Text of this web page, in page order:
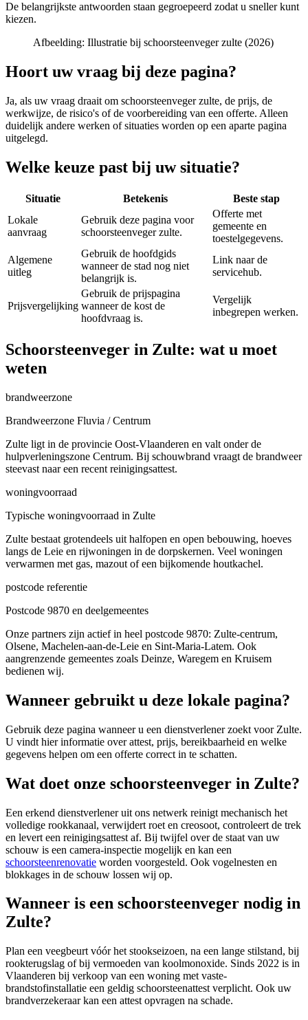
De belangrijkste antwoorden staan gegroepeerd zodat u sneller kunt
kiezen.
Afbeelding: Illustratie bij schoorsteenveger zulte (2026)
Hoort uw vraag bij deze pagina?
Ja, als uw vraag draait om schoorsteenveger zulte, de prijs, de
werkwijze, de risico's of de voorbereiding van een offerte. Alleen
duidelijk andere werken of situaties worden op een aparte pagina
uitgelegd.
Welke keuze past bij uw situatie?
Situatie Betekenis
Beste stap
Lokale
aanvraag
Gebruik deze pagina voor
schoorsteenveger zulte.
Offerte met
gemeente en
toestelgegevens.
Algemene
uitleg
Gebruik de hoofdgids
wanneer de stad nog niet
belangrijk is.
Link naar de
servicehub.
Prijsvergelijking
Gebruik de prijspagina
wanneer de kost de
hoofdvraag is.
Vergelijk
inbegrepen werken.
Schoorsteenveger in Zulte: wat u moet
weten
brandweerzone
Brandweerzone Fluvia / Centrum
Zulte ligt in de provincie Oost-Vlaanderen en valt onder de
hulpverleningszone Centrum. Bij schouwbrand vraagt de brandweer
steevast naar een recent reinigingsattest.
woningvoorraad
Typische woningvoorraad in Zulte
Zulte bestaat grotendeels uit halfopen en open bebouwing, hoeves
langs de Leie en rijwoningen in de dorpskernen. Veel woningen
verwarmen met gas, mazout of een bijkomende houtkachel.
postcode referentie
Postcode 9870 en deelgemeentes
Onze partners zijn actief in heel postcode 9870: Zulte-centrum,
Olsene, Machelen-aan-de-Leie en Sint-Maria-Latem. Ook
aangrenzende gemeentes zoals Deinze, Waregem en Kruisem
bedienen wij.
Wanneer gebruikt u deze lokale pagina?
Gebruik deze pagina wanneer u een dienstverlener zoekt voor Zulte.
U vindt hier informatie over attest, prijs, bereikbaarheid en welke
gegevens helpen om een offerte correct in te schatten.
Wat doet onze schoorsteenveger in Zulte?
Een erkend dienstverlener uit ons netwerk reinigt mechanisch het
volledige rookkanaal, verwijdert roet en creosoot, controleert de trek
en levert een reinigingsattest af. Bij twijfel over de staat van uw
schouw is een camera-inspectie mogelijk en kan een
schoorsteenrenovatie worden voorgesteld. Ook vogelnesten en
blokkages in de schouw lossen wij op.
Wanneer is een schoorsteenveger nodig in
Zulte?
Plan een veegbeurt vóór het stookseizoen, na een lange stilstand, bij
rookterugslag of bij vermoeden van koolmonoxide. Sinds 2022 is in
Vlaanderen bij verkoop van een woning met vaste-
brandstofinstallatie een geldig schoorsteenattest verplicht. Ook uw
brandverzekeraar kan een attest opvragen na schade.